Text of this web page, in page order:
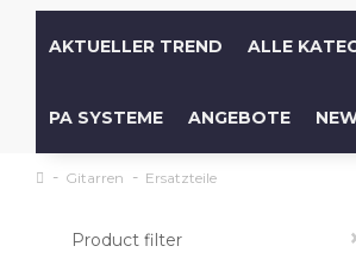
AKTUELLER TREND ALLE
PA SYSTEME ANGEBOTE
Gitarren Ersatzteile
Product filter